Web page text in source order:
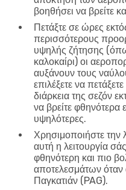
βοηθήσει να βρείτε
Πετάξτε σε ώρες
περισσότερους
υψηλής ζήτησης
καλοκαίρι) οι
αυξάνουν τους
επιλέξετε να
διάρκεια της σεζόν
να βρείτε φθηνότερα
υψηλότερες.
Χρησιμοποιήστε την
αυτή η λειτουργία
φθηνότερη και πιο
αποτελεσμάτων όταν
Παγκατιάν (PAG).